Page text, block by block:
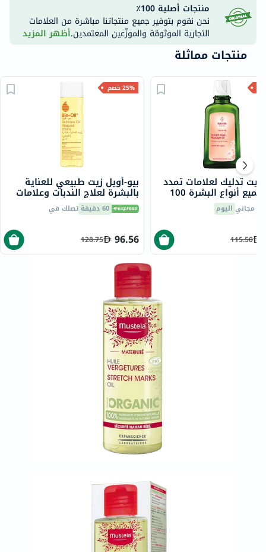
منتجات أصلية 100٪
نحن نقوم بتوفير جميع منتجاتنا مباشرة من العلامات
التجارية الموثوقة والموزّعين المعتمدين.أظهر المزيد
منتجات مماثلة
25% خصم
بيو-أويل زيت طبيعي للعناية
بالبشرة لعلاج الندبات وعلامات
التمدد 200 مل60 دقيقة تصلك في
96.56
128.75
زيت تدليك لعلامات تمدد
الجلد لجميع أنواع البشرة 100
مجاني اليوم
115.50